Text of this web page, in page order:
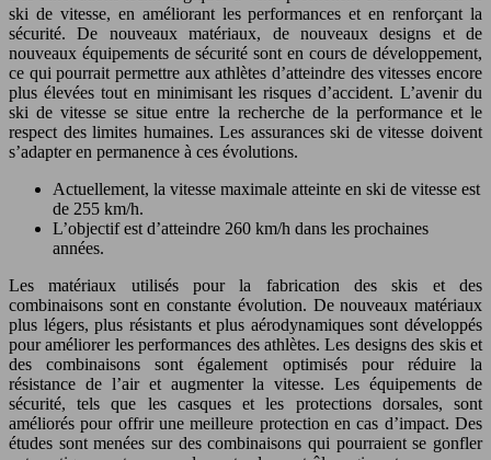
ski de vitesse, en améliorant les performances et en renforçant la
sécurité. De nouveaux matériaux, de nouveaux designs et de
nouveaux équipements de sécurité sont en cours de développement,
ce qui pourrait permettre aux athlètes d’atteindre des vitesses encore
plus élevées tout en minimisant les risques d’accident. L’avenir du
ski de vitesse se situe entre la recherche de la performance et le
respect des limites humaines. Les assurances ski de vitesse doivent
s’adapter en permanence à ces évolutions.
Actuellement, la vitesse maximale atteinte en ski de vitesse est
de 255 km/h.
L’objectif est d’atteindre 260 km/h dans les prochaines
années.
Les matériaux utilisés pour la fabrication des skis et des
combinaisons sont en constante évolution. De nouveaux matériaux
plus légers, plus résistants et plus aérodynamiques sont développés
pour améliorer les performances des athlètes. Les designs des skis et
des combinaisons sont également optimisés pour réduire la
résistance de l’air et augmenter la vitesse. Les équipements de
sécurité, tels que les casques et les protections dorsales, sont
améliorés pour offrir une meilleure protection en cas d’impact. Des
études sont menées sur des combinaisons qui pourraient se gonfler